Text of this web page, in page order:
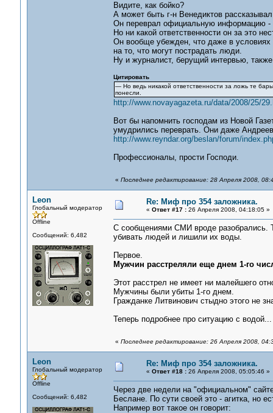
Видите, как бойко?
А может быть г-н Венедиктов
Он переврал официальную информацию -
Но ни какой ответственности он за это
Он вообще убежден, что даже в
на то, что могут пострадать люди.
Ну и журналист, берущий интервью,
Цитировать
— Но ведь никакой ответственности за ложь те
понесли.
http://www.novayagazeta.ru/data/2008/25/
Вот бы напомнить господам из Новой
умудрились переврать. Они даже
http://www.reyndar.org/beslan/forum/
Профессионалы, прости Господи.
« Последнее редактирование: 28 Апреля 2008,
Leon
Глобальный модератор
Offline
Сообщений: 6,482
Re: Миф про 354 заложника.
« Ответ #17 :26 Апреля 2008, 04:18:05 »
С сообщениями СМИ вроде разобрались.
убивать людей и лишили их воды.
Первое.
Мужчин расстреляли еще днем 1-го
Этот расстрел не имеет ни малейшего
Мужчины были убиты 1-го днем.
Гражданке Литвинович стыдно этого не
Теперь подробнее про ситуацию с водой...
« Последнее редактирование: 26 Апреля 2008,
Leon
Глобальный модератор
Offline
Сообщений: 6,482
Re: Миф про 354 заложника.
« Ответ #18 :26 Апреля 2008, 05:05:46 »
Через две недели на "официальном"
Беслане. По сути своей это - агитка, но
Например вот такое он говорит: